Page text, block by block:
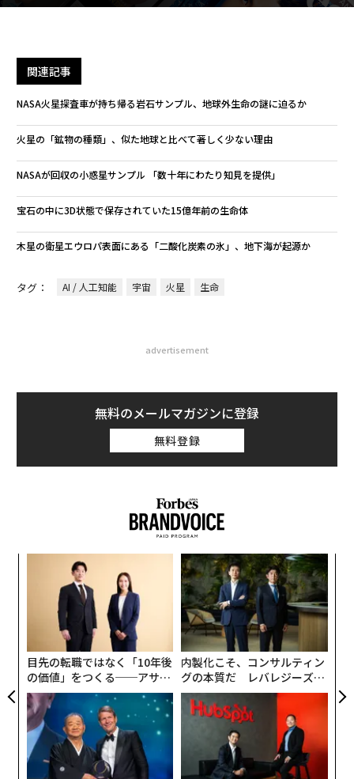
関連記事
NASA火星探査車が持ち帰る岩石サンプル、地球外生命の謎に迫るか
火星の「鉱物の種類」、似た地球と比べて著しく少ない理由
NASAが回収の小惑星サンプル 「数十年にわたり知見を提供」
宝石の中に3D状態で保存されていた15億年前の生命体
木星の衛星エウロパ表面にある「二酸化炭素の氷」、地下海が起源か
タグ： AI / 人工知能 宇宙 火星 生命
advertisement
無料のメールマガジンに登録
無料登録
目先の転職ではなく「10年後
の価値」をつくる──アサイ
ンの長期伴走型支援とは
内製化こそ、コンサルティン
グの本質だ レバレジーズが
実践する、次世代ファームの
全貌